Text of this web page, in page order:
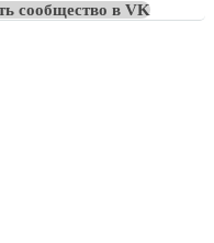
сообщество в VK